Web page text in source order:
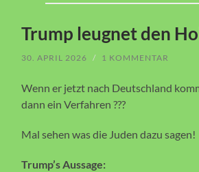
Trump leugnet den
30. APRIL 2026 / 1 KOMMENTAR
Wenn er jetzt nach Deutschland
dann ein Verfahren ???
Mal sehen was die Juden dazu sagen!
Trump’s Aussage: